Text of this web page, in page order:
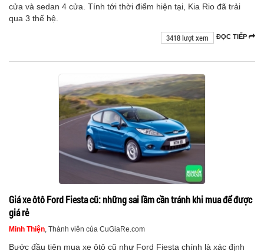
cửa và sedan 4 cửa. Tính tới thời điểm hiện tại, Kia Rio đã trải
qua 3 thế hệ.
ĐỌC TIẾP
3418 lượt xem
Giá xe ôtô Ford Fiesta cũ: những sai lầm cần tránh khi mua để được
giá rẻ
Minh Thiện, Thành viên của CuGiaRe.com
Bước đầu tiên mua xe ôtô cũ như Ford Fiesta chính là xác định